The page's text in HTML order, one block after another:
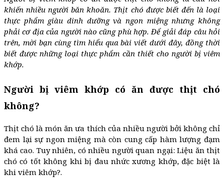
khiến nhiều người băn khoăn. Thịt chó được biết đến là loại
thực phẩm giàu dinh dưỡng và ngon miệng nhưng không
phải cơ địa của người nào cũng phù hợp. Để giải đáp câu hỏi
trên, mời bạn cùng tìm hiểu qua bài viết dưới đây, đồng thời
biết được những loại thực phẩm cần thiết cho người bị viêm
khớp.
Người bị viêm khớp có ăn được thịt chó
không?
Thịt chó là món ăn ưa thích của nhiều người bởi không chỉ
đem lại sự ngon miệng mà còn cung cấp hàm lượng đạm
khá cao. Tuy nhiên, có nhiều người quan ngại: Liệu ăn thịt
chó có tốt không khi bị đau nhức xương khớp, đặc biệt là
khi viêm khớp?.